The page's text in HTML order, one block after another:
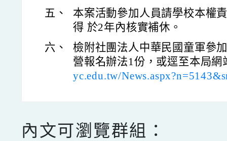
五、
本案活動參加人員請學校本權
得 於2年內核實補休。
六、
檢附社團法人中華民國童軍參
營報名辦法1份，或逕至本局網
yc.edu.tw/
內文可瀏覽群組：